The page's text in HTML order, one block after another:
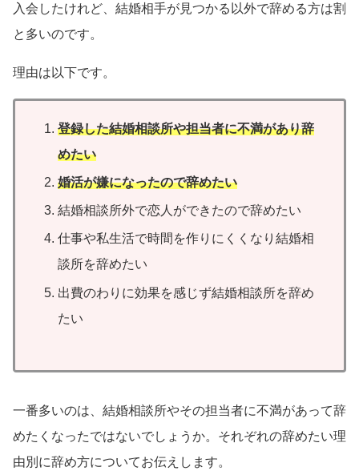
入会したけれど、結婚相手が見つかる以外で辞める方は割
と多いのです。
理由は以下です。
登録した結婚相談所や担当者に不満があり辞
めたい
婚活が嫌になったので辞めたい
結婚相談所外で恋人ができたので辞めたい
仕事や私生活で時間を作りにくくなり結婚相
談所を辞めたい
出費のわりに効果を感じず結婚相談所を辞め
たい
一番多いのは、結婚相談所やその担当者に不満があって辞
めたくなったではないでしょうか。それぞれの辞めたい理
由別に辞め方についてお伝えします。